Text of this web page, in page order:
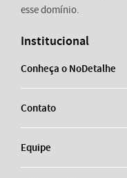
esse domínio.
Institucional
Conheça o NoDetalhe
Contato
Equipe